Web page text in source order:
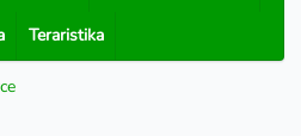
Teraristika